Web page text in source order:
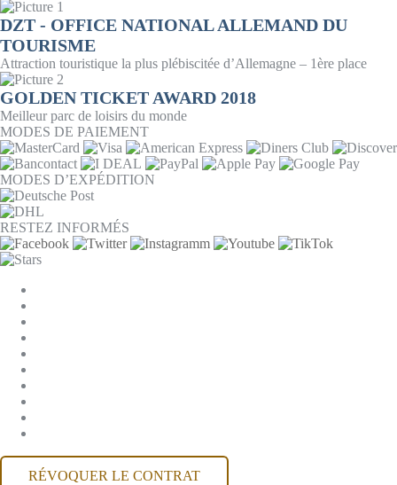
DZT - OFFICE NATIONAL ALLEMAND DU
TOURISME
Attraction touristique la plus plébiscitée d’Allemagne – 1ère place
GOLDEN TICKET AWARD 2018
Meilleur parc de loisirs du monde
MODES DE PAIEMENT
MODES D’EXPÉDITION
RESTEZ INFORMÉS
RÉVOQUER LE CONTRAT